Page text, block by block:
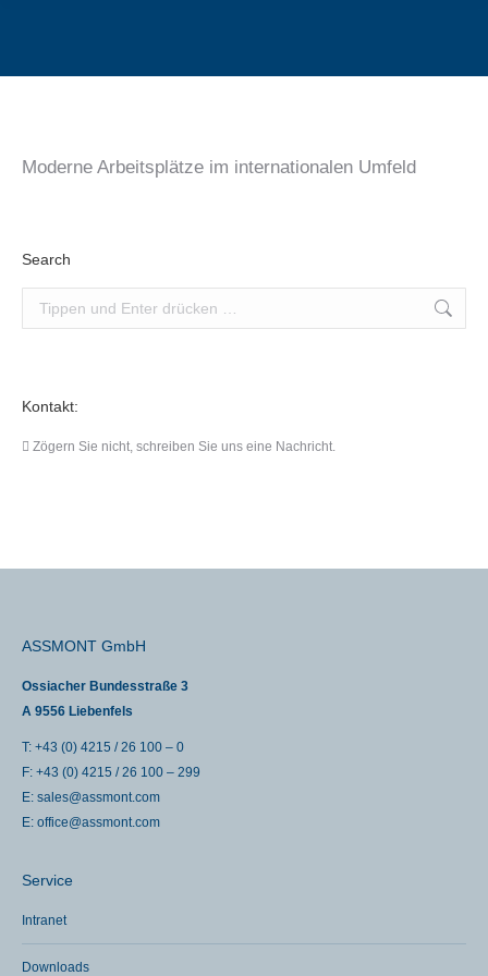
Moderne Arbeitsplätze im internationalen Umfeld
Search
Kontakt:
Zögern Sie nicht, schreiben Sie uns eine Nachricht.
ASSMONT GmbH
Ossiacher Bundesstraße 3
A 9556 Liebenfels
T: +43 (0) 4215 / 26 100 – 0
F: +43 (0) 4215 / 26 100 – 299
E: sales@assmont.com
E: office@assmont.com
Service
Intranet
Downloads